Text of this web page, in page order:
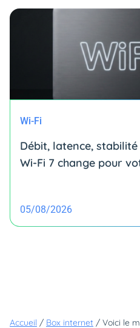
Wi-Fi
Débit, latence, stabilité
Wi-Fi 7 change pour
05/08/2026
Accueil / Box internet /